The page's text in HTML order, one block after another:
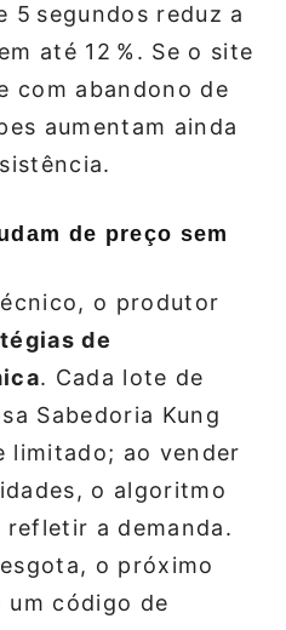
5 segundos reduz a
até 12 %. Se o site
com abandono de
aumentam ainda
de preço sem
o produtor
de
. Cada lote de
Sabedoria Kung
limitado; ao vender
o algoritmo
a demanda.
o próximo
um código de